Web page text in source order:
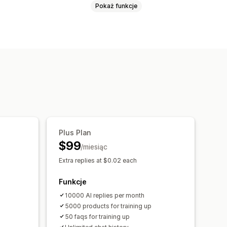
Godziny pracy
Pokaż funkcje
Plus Plan
$99/miesiąc
Extra replies at $0.02 each
Funkcje
10000 AI replies per month
5000 products for training up
50 faqs for training up